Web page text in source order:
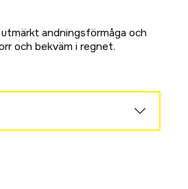
andningsförmåga och
och bekväm i regnet.